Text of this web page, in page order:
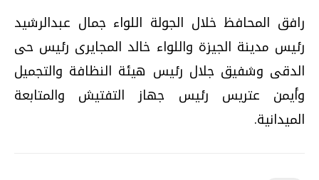
رافق المحافظ خلال الجولة اللواء جمال عبدالرشيد
رئيس مدينة الجيزة واللواء خالد المجايرى رئيس حى
الدقى وشفيق جلال رئيس هيئة النظافة والتجميل
وأيمن عتريس رئيس جهاز التفتيش والمتابعة
الميدانية.